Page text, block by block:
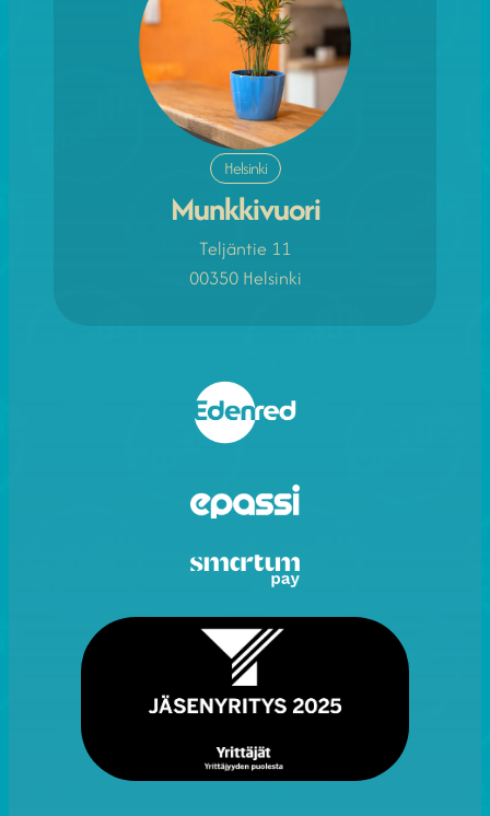
Helsinki
Munkkivuori
Teljäntie 11
00350 Helsinki